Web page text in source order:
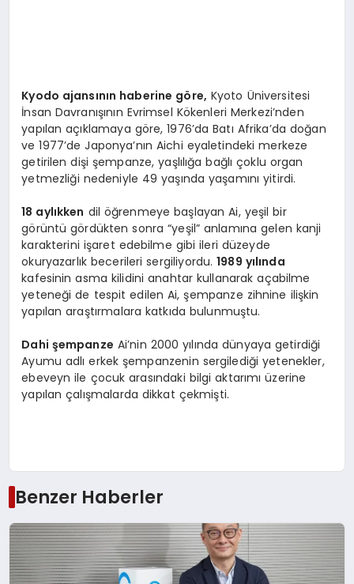
Kyodo ajansının haberine göre, Kyoto Üniversitesi
İnsan Davranışının Evrimsel Kökenleri Merkezi’nden
yapılan açıklamaya göre, 1976’da Batı Afrika’da doğan
ve 1977’de Japonya’nın Aichi eyaletindeki merkeze
getirilen dişi şempanze, yaşlılığa bağlı çoklu organ
yetmezliği nedeniyle 49 yaşında yaşamını yitirdi.
18 aylıkken dil öğrenmeye başlayan Ai, yeşil bir
görüntü gördükten sonra “yeşil” anlamına gelen kanji
karakterini işaret edebilme gibi ileri düzeyde
okuryazarlık becerileri sergiliyordu.1989 yılında
kafesinin asma kilidini anahtar kullanarak açabilme
yeteneği de tespit edilen Ai, şempanze zihnine ilişkin
yapılan araştırmalara katkıda bulunmuştu.
Dahi şempanze Ai’nin 2000 yılında dünyaya getirdiği
Ayumu adlı erkek şempanzenin sergilediği yetenekler,
ebeveyn ile çocuk arasındaki bilgi aktarımı üzerine
yapılan çalışmalarda dikkat çekmişti.
Benzer Haberler